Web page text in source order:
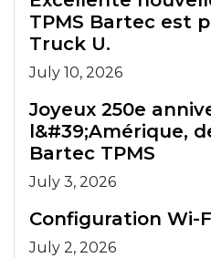
TPMS Bartec est
Truck U.
July 10, 2026
Joyeux 250e
l&#39;Amérique,
Bartec TPMS
July 3, 2026
Configuration Wi-
July 2, 2026